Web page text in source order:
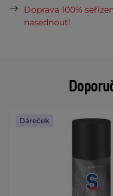
Dáreček
Doprava 100%
nasednout!